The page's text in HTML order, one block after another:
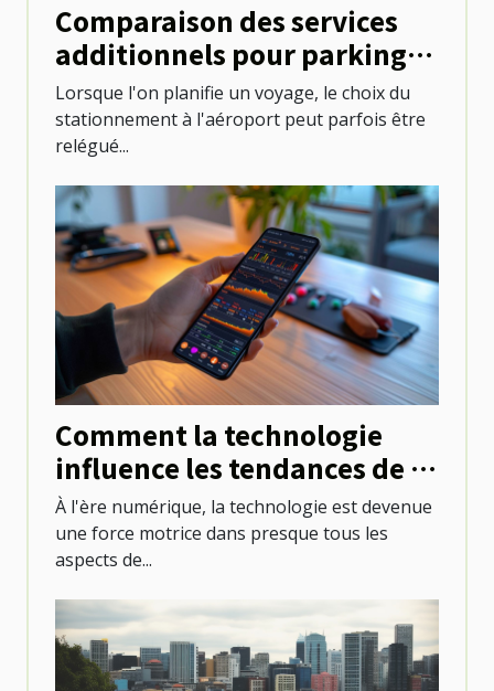
Comparaison des services
additionnels pour parkings
aux aéroports
Lorsque l'on planifie un voyage, le choix du
stationnement à l'aéroport peut parfois être
relégué...
Comment la technologie
influence les tendances de la
santé
À l'ère numérique, la technologie est devenue
une force motrice dans presque tous les
aspects de...